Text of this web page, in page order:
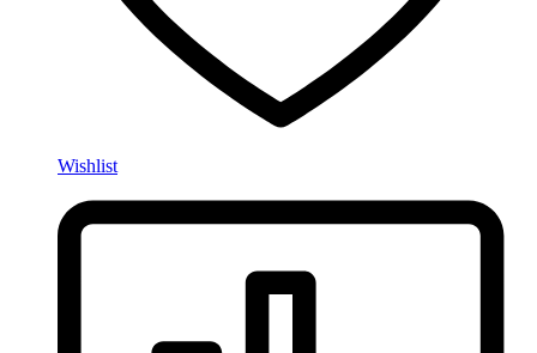
Wishlist